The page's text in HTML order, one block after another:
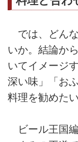
では、どん
いか。結論か
いてイメージ
深い味」「お
料理を勧めたい
ビール王国